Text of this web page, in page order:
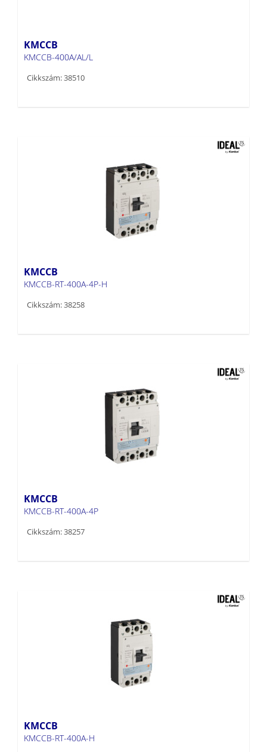
KMCCB
KMCCB-400A/AL/L
Cikkszám: 38510
KMCCB
KMCCB-RT-400A-4P-H
Cikkszám: 38258
KMCCB
KMCCB-RT-400A-4P
Cikkszám: 38257
KMCCB
KMCCB-RT-400A-H